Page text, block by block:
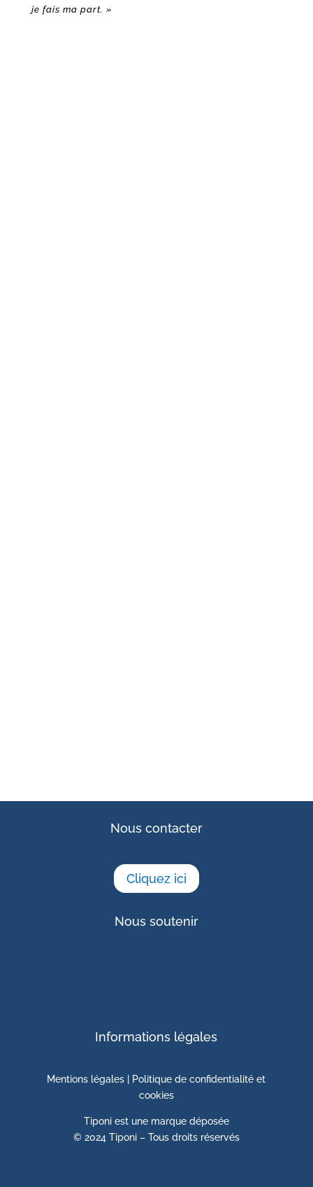
je fais ma part. »
Nous contacter
Cliquez ici
Nous soutenir
Informations légales
Mentions légales
Politique de confidentialité et
cookies
Tiponi est une marque déposée
© 2024 Tiponi – Tous droits réservés